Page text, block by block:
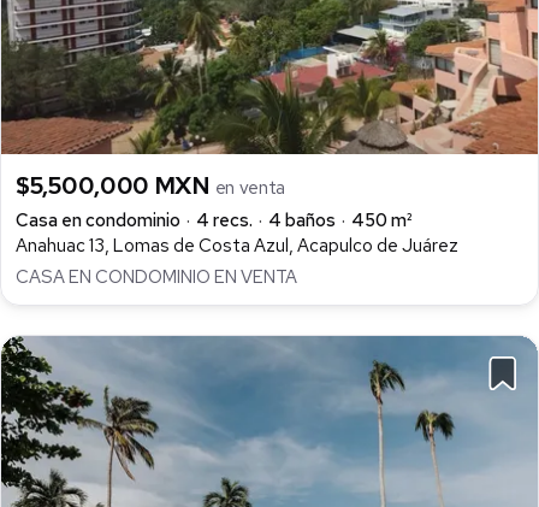
$5,500,000 MXN en venta
Casa en condominio
4 recs. 4 baños
450 m²
Anahuac 13, Lomas de Costa Azul, Acapulco de Juárez
CASA EN CONDOMINIO EN VENTA